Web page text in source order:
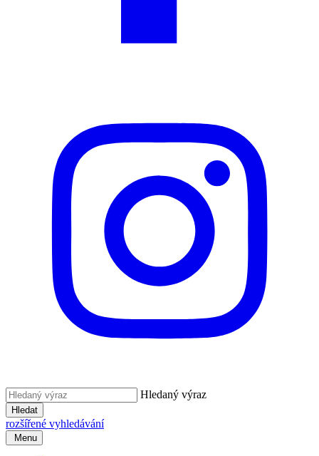
Hledaný výraz
Hledat
rozšířené vyhledávání
Menu